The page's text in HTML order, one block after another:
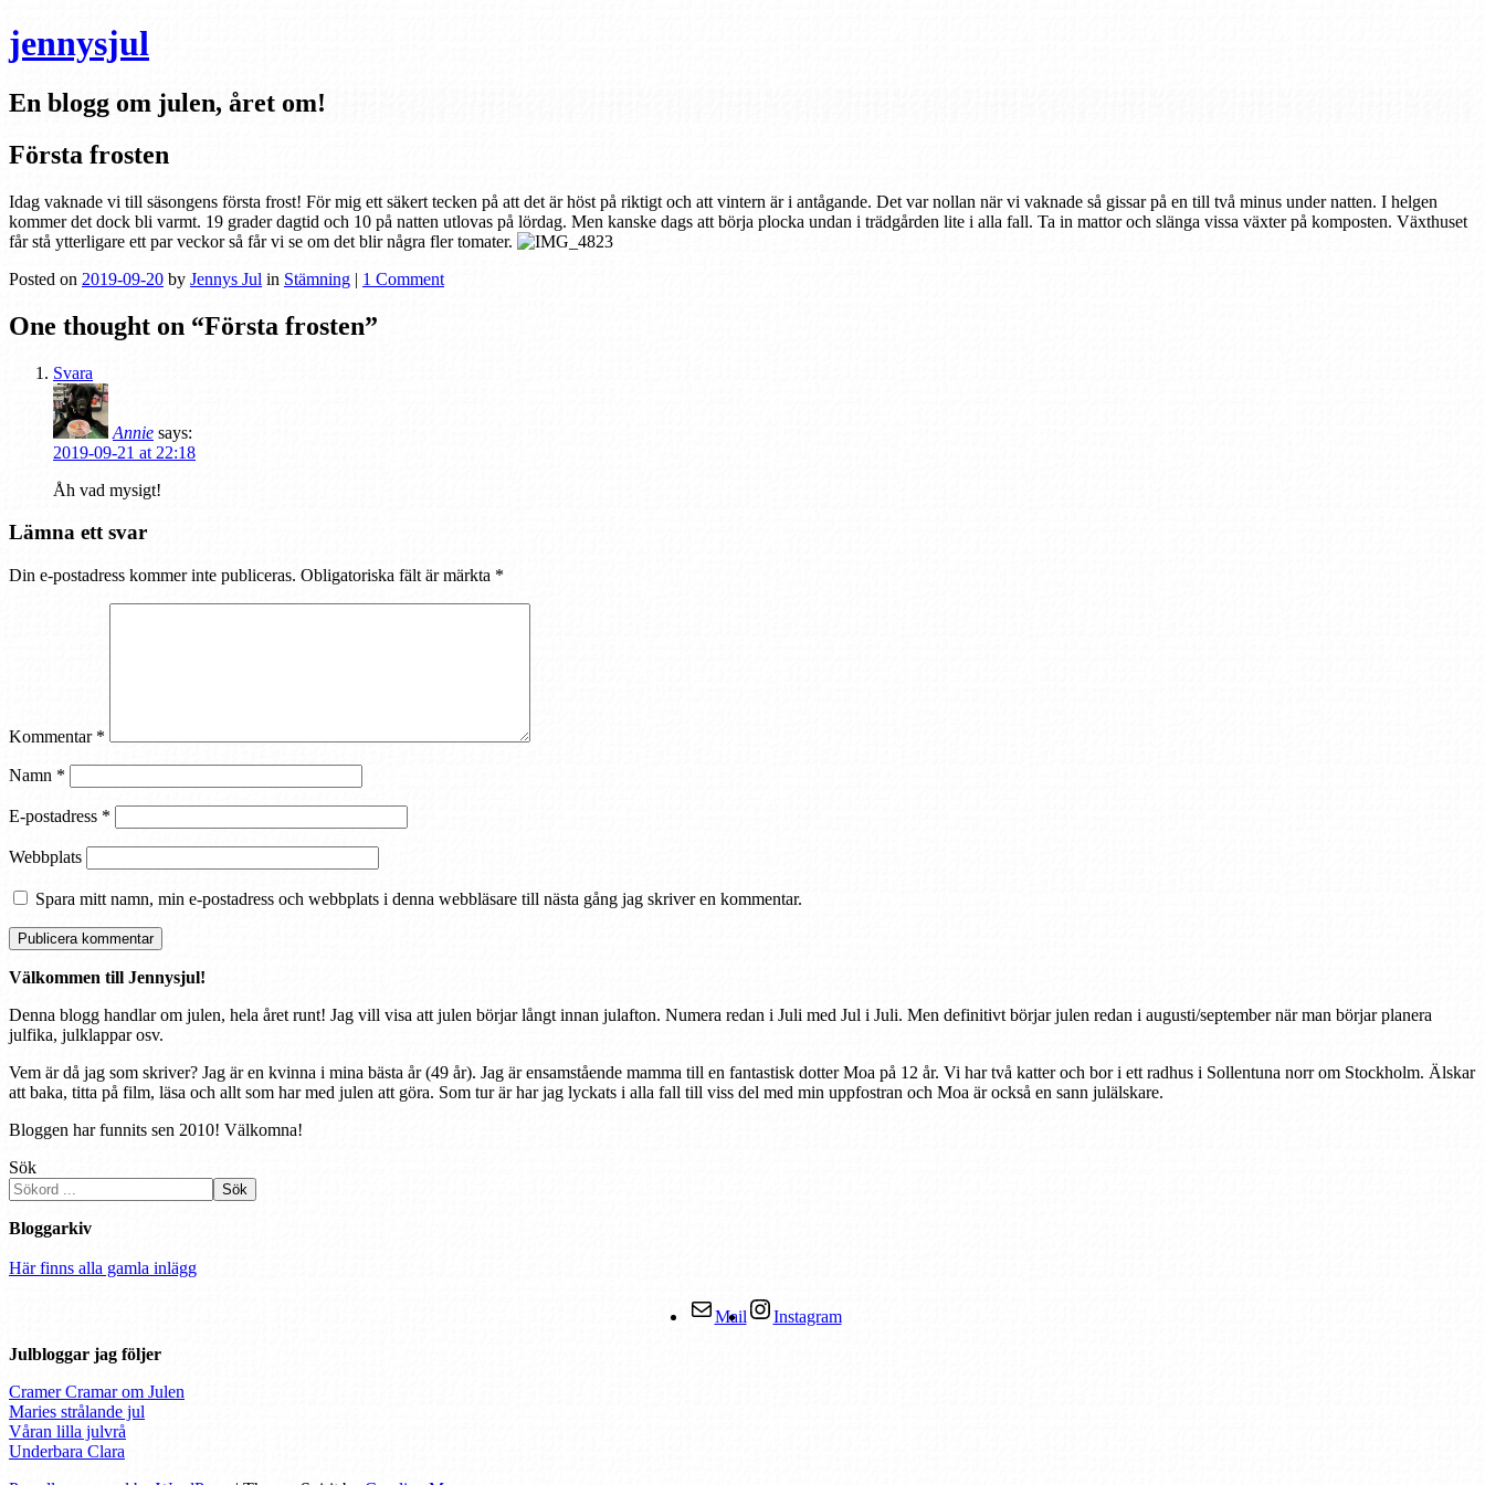
jennysjul
En blogg om julen, året om!
Första frosten
Idag vaknade vi till säsongens första frost! För mig ett säkert tecken på att det är höst på riktigt och att vintern är i antågande. Det var nollan när vi vaknade så gissar på en till två minus under natten. I helgen
kommer det dock bli varmt. 19 grader dagtid och 10 på natten utlovas på lördag. Men kanske dags att börja plocka undan i trädgården lite i alla fall. Ta in mattor och slänga vissa växter på komposten. Växthuset
får stå ytterligare ett par veckor så får vi se om det blir några fler tomater.
Posted on 2019-09-20 by Jennys Jul in Stämning | 1 Comment
One thought on “Första frosten”
Svara
Annie says:
2019-09-21 at 22:18
Åh vad mysigt!
Lämna ett svar
Din e-postadress kommer inte publiceras. Obligatoriska fält är märkta *
Kommentar *
Namn *
E-postadress *
Webbplats
Spara mitt namn, min e-postadress och webbplats i denna webbläsare till nästa gång jag skriver en kommentar.
Välkommen till Jennysjul!
Denna blogg handlar om julen, hela året runt! Jag vill visa att julen börjar långt innan julafton. Numera redan i Juli med Jul i Juli. Men definitivt börjar julen redan i augusti/september när man börjar planera
julfika, julklappar osv.
Vem är då jag som skriver? Jag är en kvinna i mina bästa år (49 år). Jag är ensamstående mamma till en fantastisk dotter Moa på 12 år. Vi har två katter och bor i ett radhus i Sollentuna norr om Stockholm. Älskar
att baka, titta på film, läsa och allt som har med julen att göra. Som tur är har jag lyckats i alla fall till viss del med min uppfostran och Moa är också en sann julälskare.
Bloggen har funnits sen 2010! Välkomna!
Sök
Sök
Bloggarkiv
Här finns alla gamla inlägg
Mail
Instagram
Julbloggar jag följer
Cramer Cramar om Julen
Maries strålande jul
Våran lilla julvrå
Underbara Clara